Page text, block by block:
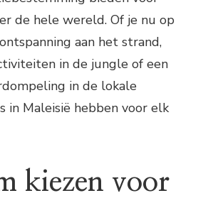
de hele wereld. Of je nu op
aan het strand,
in de jungle of een
in de lokale
in Maleisië hebben voor elk
kiezen voor